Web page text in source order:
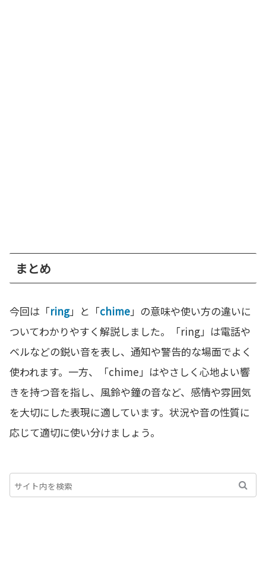
まとめ
今回は「ring」と「chime」の意味や使い方の違いに
ついてわかりやすく解説しました。「ring」は電話や
ベルなどの鋭い音を表し、通知や警告的な場面でよく
使われます。一方、「chime」はやさしく心地よい響
きを持つ音を指し、風鈴や鐘の音など、感情や雰囲気
を大切にした表現に適しています。状況や音の性質に
応じて適切に使い分けましょう。